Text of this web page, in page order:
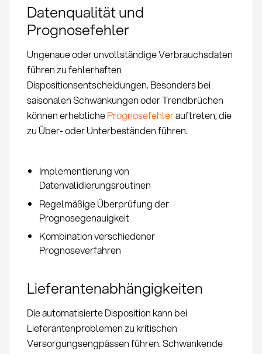
Datenqualität und
Prognosefehler
Ungenaue oder unvollständige Verbrauchsdaten
führen zu fehlerhaften
Dispositionsentscheidungen. Besonders bei
saisonalen Schwankungen oder Trendbrüchen
können erheblichePrognosefehlerauftreten, die
zu Über- oder Unterbeständen führen.
Implementierung von
Datenvalidierungsroutinen
Regelmäßige Überprüfung der
Prognosegenauigkeit
Kombination verschiedener
Prognoseverfahren
Lieferantenabhängigkeiten
Die automatisierte Disposition kann bei
Lieferantenproblemen zu kritischen
Versorgungsengpässen führen. Schwankende